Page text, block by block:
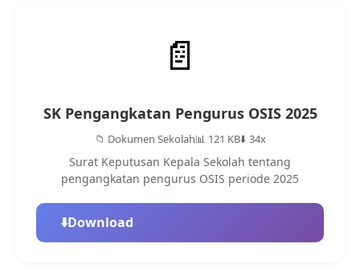
📄
SK Pengangkatan Pengurus OSIS 2025
📁 Dokumen Sekolah📊 121 KB⬇️ 34x
Surat Keputusan Kepala Sekolah tentang
pengangkatan pengurus OSIS periode 2025
⬇️Download